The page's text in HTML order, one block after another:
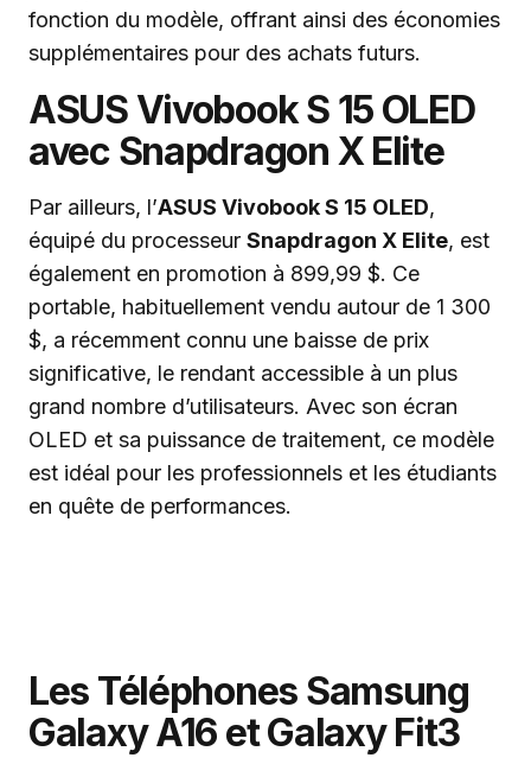
fonction du modèle, offrant ainsi des économies
supplémentaires pour des achats futurs.
ASUS Vivobook S 15 OLED
avec Snapdragon X Elite
Par ailleurs, l’ASUS Vivobook S 15 OLED,
équipé du processeur Snapdragon X Elite, est
également en promotion à 899,99 $. Ce
portable, habituellement vendu autour de 1 300
$, a récemment connu une baisse de prix
significative, le rendant accessible à un plus
grand nombre d’utilisateurs. Avec son écran
OLED et sa puissance de traitement, ce modèle
est idéal pour les professionnels et les étudiants
en quête de performances.
Les Téléphones Samsung
Galaxy A16 et Galaxy Fit3